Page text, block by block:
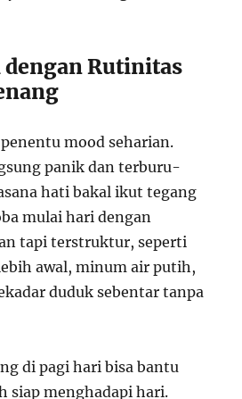
dengan Rutinitas
mood seharian.
panik dan terburu-
hati bakal ikut tegang
mulai hari dengan
tapi terstruktur, seperti
awal, minum air putih,
duduk sebentar tanpa
di pagi hari bisa bantu
siap menghadapi hari.